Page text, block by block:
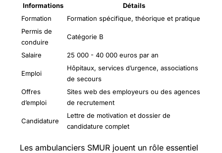
Informations
Détails
Formation
Formation spécifique, théorique et pratique
Permis de
conduire
Catégorie B
Salaire 25 000 - 40 000 euros par an
Emploi
Hôpitaux, services d’urgence, associations
de secours
Offres
d’emploi
Sites web des employeurs ou des agences
de recrutement
Candidature
Lettre de motivation et dossier de
candidature complet
Les ambulanciers SMUR jouent un rôle essentiel